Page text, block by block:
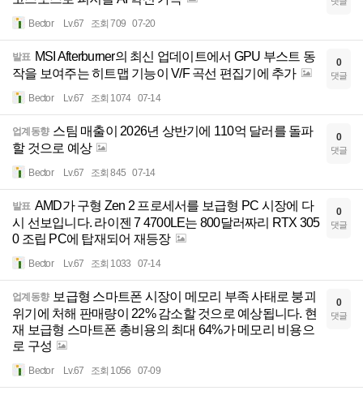
Bector Lv.67 조회 709 07-20
발표 MSI Afterburner의 최신 업데이트에서 GPU 부스트 동
작을 보여주는 히트맵 기능이 V/F 곡선 편집기에 추가
Bector Lv.67 조회 1074 07-14
0
댓글
업계동향 스팀 매출이 2026년 상반기에 110억 달러를 돌파
할 것으로 예상
Bector Lv.67 조회 845 07-14
0
댓글
발표 AMD가 구형 Zen 2 프로세서를 보급형 PC 시장에 다
시 선보입니다. 라이젠 7 4700LE는 800달러짜리 RTX 305
0 조립 PC에 탑재되어 재등장
Bector Lv.67 조회 1033 07-14
0
댓글
업계동향 보급형 스마트폰 시장이 메모리 부족 사태로 붕괴
위기에 처해 판매량이 22% 감소할 것으로 예상됩니다. 현
재 보급형 스마트폰 총비용의 최대 64%가 메모리 비용으
로 구성
Bector Lv.67 조회 1056 07-09
0
댓글